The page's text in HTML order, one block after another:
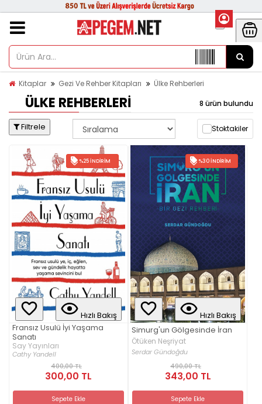
Kitaplar Gezi Ve Rehber Kitapları Ülke Rehberleri
ÜLKE REHBERLERI 8 ürün bulundu
Filtrele Stoktakiler
%25 İNDIRIM
Hızlı Bakış
Fransız Usulü İyi Yaşama
Sanatı
Say Yayınları
Cathy Yandell
400,00 TL
300,00 TL
Sepete Ekle
%30 İNDIRIM
Hızlı Bakış
Simurg'un Gölgesinde İran
Ötüken Neşriyat
Serdar Gündoğdu
490,00 TL
343,00 TL
Sepete Ekle